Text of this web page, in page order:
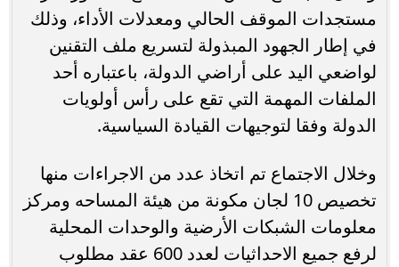
مستجدات الموقف الحالي ومعدلات الأداء، وذلك
في إطار الجهود المبذولة لتسريع ملف التقنين
لواضعي اليد على أراضي الدولة، باعتباره أحد
الملفات المهمة التي تقع على رأس أولويات
الدولة وفقا لتوجيهات القيادة السياسية.
وخلال الاجتماع تم اتخاذ عدد من الاجراءات منها
تخصيص 10 لجان مكونة من هيئة المساحه ومركز
معلومات الشبكات الأرضية والوحدات المحلية
لرفع جميع الاحداثيات لعدد 600 عقد مطلوب